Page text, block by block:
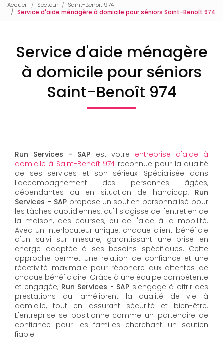
Accueil Secteur
Saint-Benoît 974
Service d'aide ménagère à domicile pour séniors Saint-Benoît 974
Service d'aide ménagère
à domicile pour séniors
Saint-Benoît 974
Run Services - SAP est votre entreprise d'aide à
domicile à Saint-Benoît 974 reconnue pour la qualité
de ses services et son sérieux. Spécialisée dans
l'accompagnement des personnes âgées,
dépendantes ou en situation de handicap, Run
Services - SAP propose un soutien personnalisé pour
les tâches quotidiennes, qu'il s'agisse de l'entretien de
la maison, des courses, ou de l'aide à la mobilité.
Avec un interlocuteur unique, chaque client bénéficie
d'un suivi sur mesure, garantissant une prise en
charge adaptée à ses besoins spécifiques. Cette
approche permet une relation de confiance et une
réactivité maximale pour répondre aux attentes de
chaque bénéficiaire. Grâce à une équipe compétente
et engagée, Run Services - SAP s'engage à offrir des
prestations qui améliorent la qualité de vie à
domicile, tout en assurant sécurité et bien-être.
L'entreprise se positionne comme un partenaire de
confiance pour les familles cherchant un soutien
fiable.